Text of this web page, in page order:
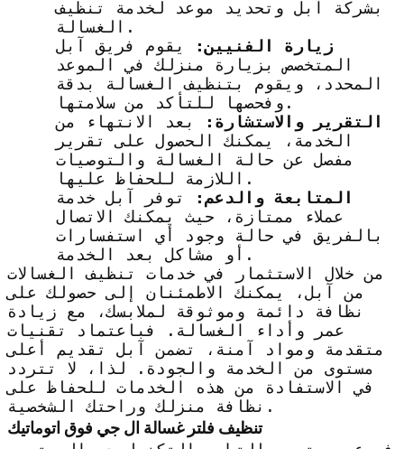
بشركة آبل وتحديد موعد لخدمة تنظيف
الغسالة.
زيارة الفنيين:
يقوم فريق آبل
المتخصص بزيارة منزلك في الموعد
المحدد، ويقوم بتنظيف الغسالة بدقة
وفحصها للتأكد من سلامتها.
التقرير والاستشارة:
بعد الانتهاء من
الخدمة، يمكنك الحصول على تقرير
مفصل عن حالة الغسالة والتوصيات
اللازمة للحفاظ عليها.
المتابعة والدعم:
توفر آبل خدمة
عملاء ممتازة، حيث يمكنك الاتصال
بالفريق في حالة وجود أي استفسارات
أو مشاكل بعد الخدمة.
من خلال الاستثمار في خدمات تنظيف الغسالات
من آبل، يمكنك الاطمئنان إلى حصولك على
نظافة دائمة وموثوقة لملابسك، مع زيادة
عمر وأداء الغسالة. فباعتماد تقنيات
متقدمة ومواد آمنة، تضمن آبل تقديم أعلى
مستوى من الخدمة والجودة. لذا، لا تتردد
في الاستفادة من هذه الخدمات للحفاظ على
نظافة منزلك وراحتك الشخصية.
تنظيف فلتر غسالة ال جي فوق اتوماتيك